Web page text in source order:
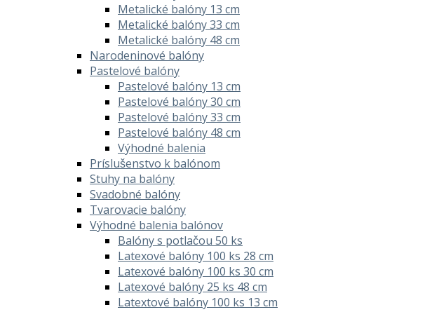
Metalické balóny 13 cm
Metalické balóny 33 cm
Metalické balóny 48 cm
Narodeninové balóny
Pastelové balóny
Pastelové balóny 13 cm
Pastelové balóny 30 cm
Pastelové balóny 33 cm
Pastelové balóny 48 cm
Výhodné balenia
Príslušenstvo k balónom
Stuhy na balóny
Svadobné balóny
Tvarovacie balóny
Výhodné balenia balónov
Balóny s potlačou 50 ks
Latexové balóny 100 ks 28 cm
Latexové balóny 100 ks 30 cm
Latexové balóny 25 ks 48 cm
Latextové balóny 100 ks 13 cm